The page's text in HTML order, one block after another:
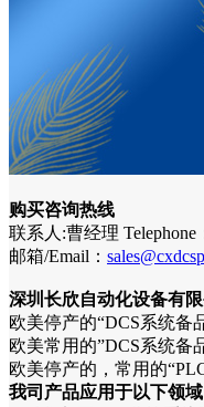
购买咨询热线
联系人:曹经理 Telephone
邮箱/Email：
深圳长欣自动化设备有限
欧美停产的“DCS系统备
欧美常用的”DCS系统备
欧美停产的，常用的
我司产品应用于以下领